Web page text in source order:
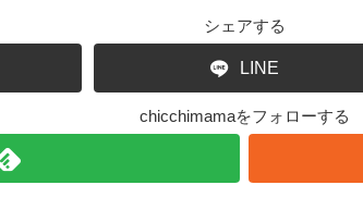
シェアする
LINE
chicchimamaをフォローする